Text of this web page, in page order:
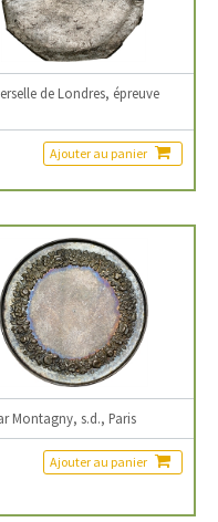
de Londres, épreuve
Ajouter au panier
Montagny, s.d., Paris
Ajouter au panier